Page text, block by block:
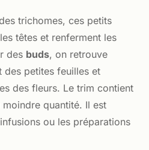
trichomes, ces petits
têtes et renferment les
des buds, on retrouve
des petites feuilles et
des fleurs. Le trim contient
quantité. Il est
ou les préparations